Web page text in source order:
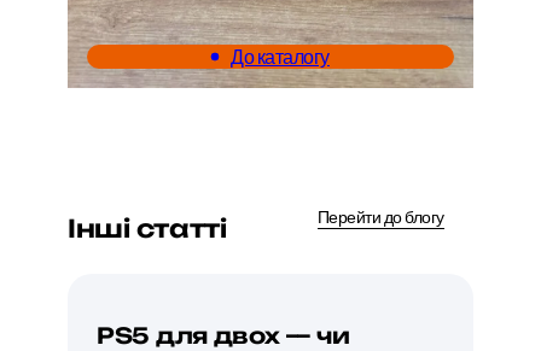
До каталогу
Інші статті Перейти до блогу
PS5 для двох — чи